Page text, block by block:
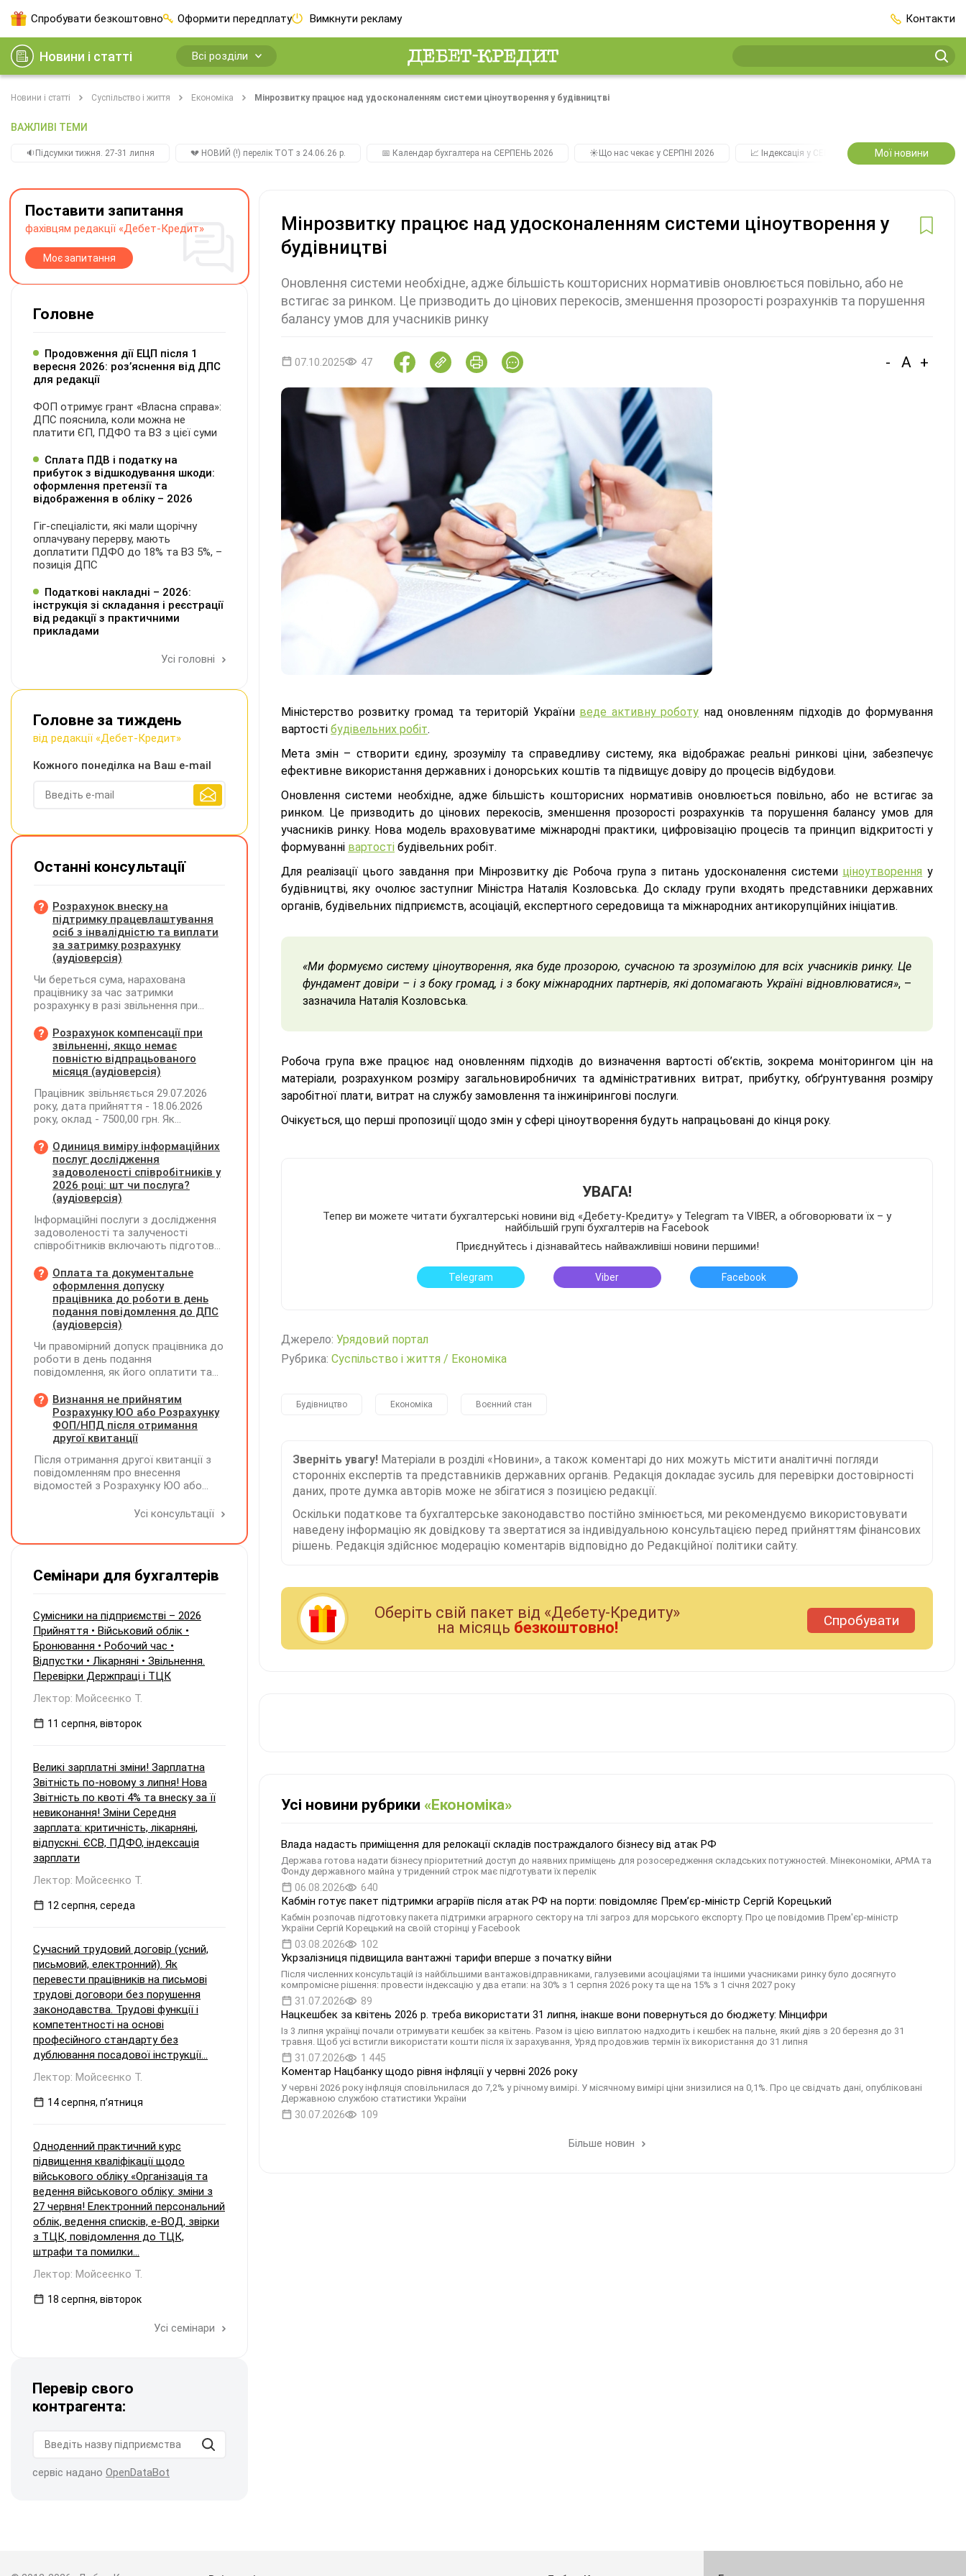
Спробувати безкоштовно Оформити передплату Вимкнути рекламу Контакти
Новини і статті Всі розділи
Новини і статті Суспільство і життя Економіка Мінрозвитку працює над удосконаленням системи ціноутворення у будівництві
ВАЖЛИВІ ТЕМИ
🔉Підсумки тижня. 27-31 липня 💔 НОВИЙ (!) перелік ТОТ з 24.06.26 р. 📅 Календар бухгалтера на СЕРПЕНЬ 2026 ☀️Що нас чекає у СЕРПНІ 2026 📈 Індексація у СЕРПНІ 2️⃣0️⃣2️⃣7️⃣ Усі
Мої новини
Мінрозвитку працює над удосконаленням системи ціноутворення у
будівництві
Оновлення системи необхідне, адже більшість кошторисних нормативів оновлюється повільно, або не
встигає за ринком. Це призводить до цінових перекосів, зменшення прозорості розрахунків та порушення
балансу умов для учасників ринку
07.10.2025 47 - A +
Міністерство розвитку громад та територій України веде активну роботу над оновленням підходів до формування
вартості будівельних робіт.
Мета змін – створити єдину, зрозумілу та справедливу систему, яка відображає реальні ринкові ціни, забезпечує
ефективне використання державних і донорських коштів та підвищує довіру до процесів відбудови.
Оновлення системи необхідне, адже більшість кошторисних нормативів оновлюється повільно, або не встигає за
ринком. Це призводить до цінових перекосів, зменшення прозорості розрахунків та порушення балансу умов для
учасників ринку. Нова модель враховуватиме міжнародні практики, цифровізацію процесів та принцип відкритості у
формуванні вартості будівельних робіт.
Для реалізації цього завдання при Мінрозвитку діє Робоча група з питань удосконалення системи ціноутворення у
будівництві, яку очолює заступниr Міністра Наталія Козловська. До складу групи входять представники державних
органів, будівельних підприємств, асоціацій, експертного середовища та міжнародних антикорупційних ініціатив.
«Ми формуємо систему ціноутворення, яка буде прозорою, сучасною та зрозумілою для всіх учасників ринку. Це
фундамент довіри – і з боку громад, і з боку міжнародних партнерів, які допомагають Україні відновлюватися», –
зазначила Наталія Козловська.
Робоча група вже працює над оновленням підходів до визначення вартості об’єктів, зокрема моніторингом цін на
матеріали, розрахунком розміру загальновиробничих та адміністративних витрат, прибутку, обґрунтування розміру
заробітної плати, витрат на службу замовлення та інжинірингові послуги.
Очікується, що перші пропозиції щодо змін у сфері ціноутворення будуть напрацьовані до кінця року.
УВАГА!
Тепер ви можете читати бухгалтерські новини від «Дебету-Кредиту» у Telegram та VIBER, а обговорювати їх – у
найбільшій групі бухгалтерів на Facebook
Приєднуйтесь і дізнавайтесь найважливіші новини першими!
Telegram Viber Facebook
Джерело: Урядовий портал
Рубрика: Суспільство і життя / Економіка
Будівництво Економіка Воєнний стан
Зверніть увагу! Матеріали в розділі «Новини», а також коментарі до них можуть містити аналітичні погляди
сторонніх експертів та представників державних органів. Редакція докладає зусиль для перевірки достовірності
даних, проте думка авторів може не збігатися з позицією редакції.
Оскільки податкове та бухгалтерське законодавство постійно змінюється, ми рекомендуємо використовувати
наведену інформацію як довідкову та звертатися за індивідуальною консультацією перед прийняттям фінансових
рішень. Редакція здійснює модерацію коментарів відповідно до Редакційної політики сайту.
Оберiть свiй пакет вiд «Дебету-Кредиту»
на мiсяць безкоштовно! Спробувати
Усі новини рубрики «Економіка»
Влада надасть приміщення для релокації складів постраждалого бізнесу від атак РФ
Держава готова надати бізнесу пріоритетний доступ до наявних приміщень для розосередження складських потужностей. Мінекономіки, АРМА та
Фонду державного майна у триденний строк має підготувати їх перелік
06.08.2026 640
Кабмін готує пакет підтримки аграріїв після атак РФ на порти: повідомляє Прем’єр-міністр Сергій Корецький
Кабмін розпочав підготовку пакета підтримки аграрного сектору на тлі загроз для морського експорту. Про це повідомив Прем'єр-міністр
України Сергій Корецький на своїй сторінці у Facebook
03.08.2026 102
Укрзалізниця підвищила вантажні тарифи вперше з початку війни
Після численних консультацій із найбільшими вантажовідправниками, галузевими асоціаціями та іншими учасниками ринку було досягнуто
компромісне рішення: провести індексацію у два етапи: на 30% з 1 серпня 2026 року та ще на 15% з 1 січня 2027 року
31.07.2026 89
Нацкешбек за квітень 2026 р. треба використати 31 липня, інакше вони повернуться до бюджету: Мінцифри
Із 3 липня українці почали отримувати кешбек за квітень. Разом із цією виплатою надходить і кешбек на пальне, який діяв з 20 березня до 31
травня. Щоб усі встигли використати кошти після їх зарахування, Уряд продовжив термін їх використання до 31 липня
31.07.2026 1 445
Коментар Нацбанку щодо рівня інфляції у червні 2026 року
У червні 2026 року інфляція сповільнилася до 7,2% у річному вимірі. У місячному вимірі ціни знизилися на 0,1%. Про це свідчать дані, опубліковані
Державною службою статистики України
30.07.2026 109
Більше новин
Поставити запитання
фахівцям редакції «Дебет-Кредит»
Моє запитання
Головне
Продовження дії ЕЦП після 1
вересня 2026: розʼяснення від ДПС
для редакції
ФОП отримує грант «Власна справа»:
ДПС пояснила, коли можна не
платити ЄП, ПДФО та ВЗ з цієї суми
Сплата ПДВ і податку на
прибуток з відшкодування шкоди:
оформлення претензії та
відображення в обліку – 2026
Гіг-спеціалісти, які мали щорічну
оплачувану перерву, мають
доплатити ПДФО до 18% та ВЗ 5%, –
позиція ДПС
Податкові накладні – 2026:
інструкція зі складання і реєстрації
від редакції з практичними
прикладами
Усі головні
Головне за тиждень
від редакції «Дебет-Кредит»
Кожного понеділка на Ваш e-mail
Останні консультації
Розрахунок внеску на
підтримку працевлаштування
осіб з інвалідністю та виплати
за затримку розрахунку
(аудіоверсія)
Чи береться сума, нарахована
працівнику за час затримки
розрахунку в разі звільнення при
заробітної плати (винагороди), для
розрахунку внеску на підтримку
працевлаштування осіб з
інвалідністю?
Розрахунок компенсації при
звільненні, якщо немає
повністю відпрацьованого
місяця (аудіоверсія)
Працівник звільняється 29.07.2026
року, дата прийняття - 18.06.2026
року, оклад - 7500,00 грн. Як
невикористаних днів відпустки при
звільненні?
Одиниця виміру інформаційних
послуг дослідження
задоволеності співробітників у
2026 році: шт чи послуга?
(аудіоверсія)
Інформаційні послуги з дослідження
задоволеності та залученості
співробітників включають підготовку
проведення опитування через
EngageQ та електронну пошту,
підтримку учасників і передачу
результатів. Яку одиницю виміру
коректніше застосовувати — «шт» чи
Оплата та документальне
оформлення допуску
працівника до роботи в день
подання повідомлення до ДПС
(аудіоверсія)
Чи правомірний допуск працівника до
роботи в день подання
повідомлення, як його оплатити та
Визнання не прийнятим
Розрахунку ЮО або Розрахунку
ФОП/НПД після отримання
другої квитанції
Після отримання другої квитанції з
повідомленням про внесення
відомостей з Розрахунку ЮО або
застрахованих осіб, на підставі
Усі консультації
Семінари для бухгалтерів
Сумісники на підприємстві – 2026
Прийняття • Військовий облік •
Бронювання • Робочий час •
Відпустки • Лікарняні • Звільнення.
Перевірки Держпраці і ТЦК
Лектор: Мойсеєнко Т.
11 серпня, вівторок
Великі зарплатні зміни! Зарплатна
Звітність по-новому з липня! Нова
Звітність по квоті 4% та внеску за її
невиконання! Зміни Середня
зарплата: критичність, лікарняні,
відпускні. ЄСВ, ПДФО, індексація
зарплати
Лектор: Мойсеєнко Т.
12 серпня, середа
Сучасний трудовий договір (усний,
письмовий, електронний). Як
перевести працівників на письмові
трудові договори без порушення
законодавства. Трудові функції і
компетентності на основі
професійного стандарту без
дублювання посадової інструкції...
Лектор: Мойсеєнко Т.
14 серпня, пʼятниця
Одноденний практичний курс
підвищення кваліфікації щодо
військового обліку «Організація та
ведення військового обліку: зміни з
27 червня! Електронний персональний
облік, ведення списків, е-ВОД, звірки
з ТЦК, повідомлення до ТЦК,
штрафи та помилки...
Лектор: Мойсеєнко Т.
18 серпня, вівторок
Усі семінари
Перевір свого
контрагента:
сервіс надано OpenDataBot